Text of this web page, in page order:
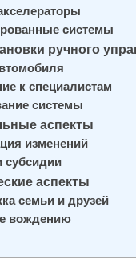
системы
ручного
к специалистам
системы
аспекты
изменений
субсидии
аспекты
семьи и друзей
вождению